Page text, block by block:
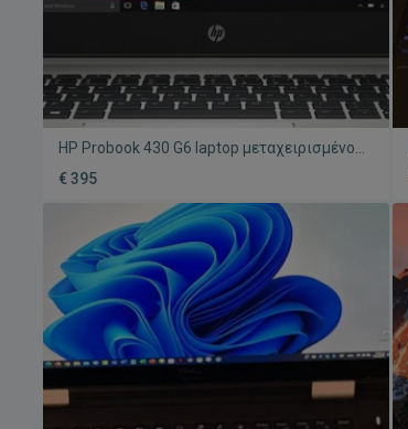
HP Probook 430 G6 laptop μεταχειρισμένο,
Pro
€ 395